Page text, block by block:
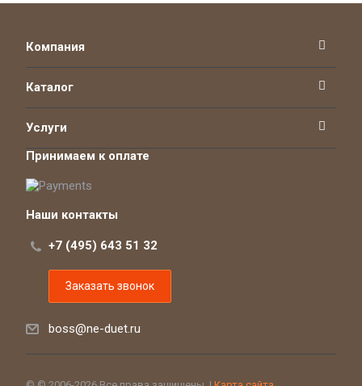
Компания
Каталог
Услуги
Принимаем к оплате
Наши контакты
+7 (495) 643 51 32
Заказать звонок
boss@ne-duet.ru